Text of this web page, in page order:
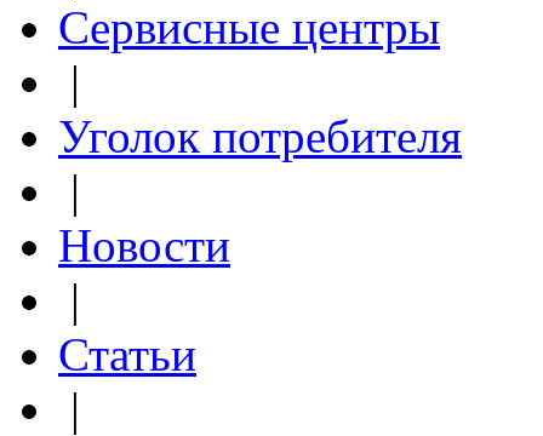
Сервисные центры
|
Уголок потребителя
|
Новости
|
Статьи
|